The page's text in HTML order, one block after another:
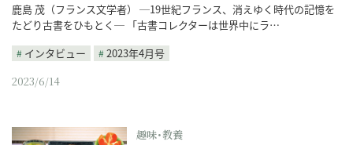
鹿島 茂（フランス文学者） ─19世紀フランス、消えゆく時代の記憶を
たどり古書をひもとく─ 「古書コレクターは世界中にラ…
インタビュー
2023年4月号
2023/6/14
趣味･教養